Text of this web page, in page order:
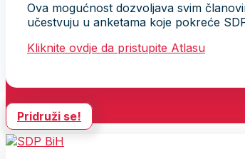
Ova mogućnost dozvoljava svim
učestvuju u anketama koje pokreće
Kliknite ovdje da pristupite Atlasu
Pridruži se!